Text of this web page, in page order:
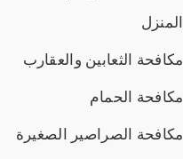
المنزل
مكافحة الثعابين والعقارب
مكافحة الحمام
مكافحة الصراصير الصغيرة